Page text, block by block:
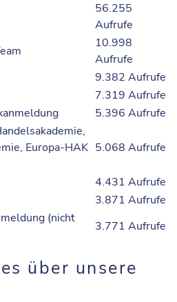
56.255
Aufrufe
10.998
Aufrufe
9.382 Aufrufe
7.319 Aufrufe
5.396 Aufrufe
Europa-HAK 5.068 Aufrufe
4.431 Aufrufe
3.871 Aufrufe
(nicht
3.771 Aufrufe
über unsere